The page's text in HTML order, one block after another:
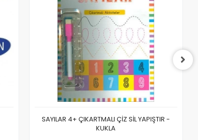
SAYILAR 4+ ÇIKARTMALI ÇİZ SİL YAPIŞTIR -
KUKLA